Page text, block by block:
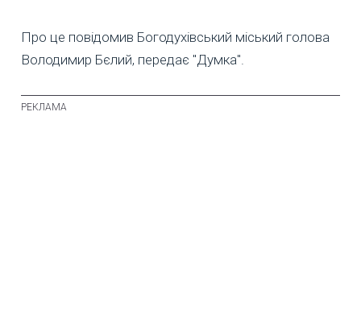
Про це повідомив Богодухівський міський голова
Володимир Бєлий, передає "Думка".